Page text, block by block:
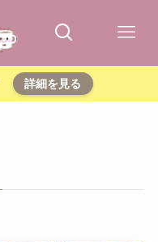
詳細を見る